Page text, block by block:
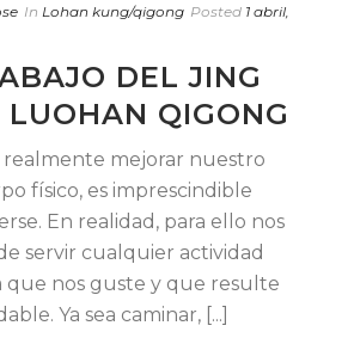
In Lohan kung/qigong Posted 1 abril,
DEL JING
LUOHAN QIGONG
realmente mejorar nuestro
físico, es imprescindible
En realidad, para ello nos
servir cualquier actividad
que nos guste y que resulte
Ya sea caminar, [...]